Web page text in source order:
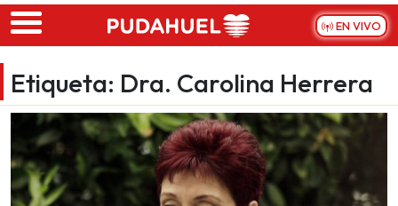
Skip to main content
EN VIVO
Etiqueta: Dra. Carolina Herrera